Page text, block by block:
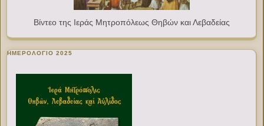
Βίντεο της Ιεράς Μητροπόλεως Θηβών και Λεβαδείας
ΗΜΕΡΟΛΟΓΙΟ 2025